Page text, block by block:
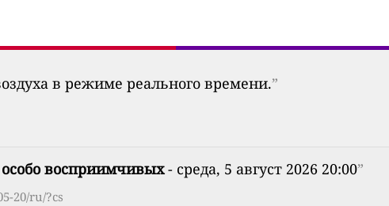
в режиме реального времени.”
восприимчивых- среда, 5 август 2026 20:00”
20/ru/?cs